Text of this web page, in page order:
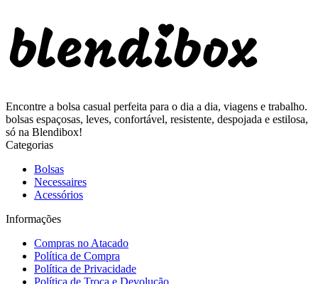
Encontre a bolsa casual perfeita para o dia a dia, viagens e trabalho.
bolsas espaçosas, leves, confortável, resistente, despojada e estilosa,
só na Blendibox!
Categorias
Bolsas
Necessaires
Acessórios
Informações
Compras no Atacado
Política de Compra
Política de Privacidade
Política de Troca e Devolução